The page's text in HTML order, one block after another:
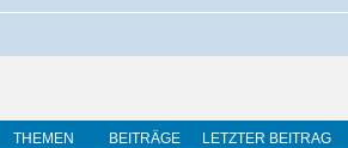
THEMEN BEITRÄGE LETZTER BEITRAG